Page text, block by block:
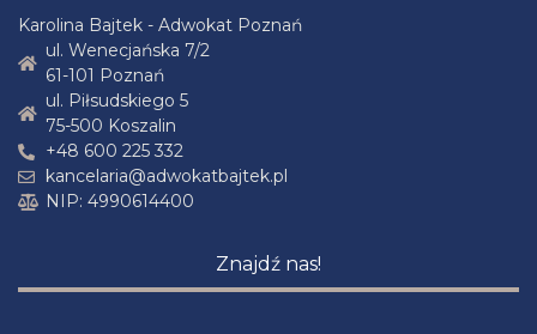
Karolina Bajtek - Adwokat Poznań
ul. Wenecjańska 7/2
61-101 Poznań
ul. Piłsudskiego 5
75-500 Koszalin
+48 600 225 332
kancelaria@adwokatbajtek.pl
NIP: 4990614400
Znajdź nas!